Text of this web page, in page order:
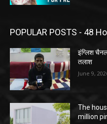
POPULAR POSTS - 48
इंग्लिश चैनल
तलाश
June 9,
The
million